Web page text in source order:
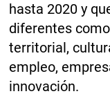
hasta 2020 y
diferentes
territorial,
empleo,
innovación.